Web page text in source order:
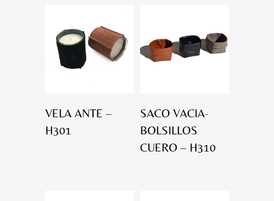
VELA ANTE –
H301
SACO VACIA-
BOLSILLOS
CUERO – H310